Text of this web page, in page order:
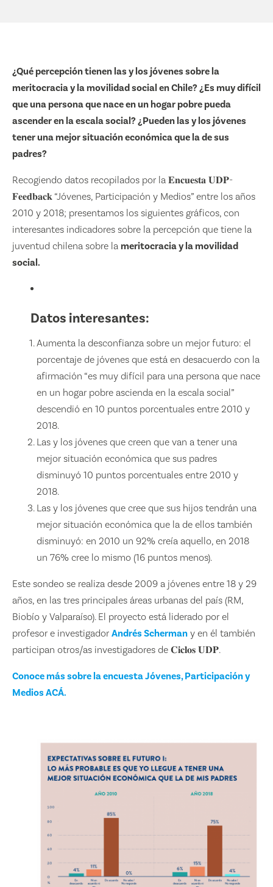
¿Qué percepción tienen las y los jóvenes sobre la
meritocracia y la movilidad social en Chile? ¿Es muy difícil
que una persona que nace en un hogar pobre pueda
ascender en la escala social? ¿Pueden las y los jóvenes
tener una mejor situación económica que la de sus
padres?
Recogiendo datos recopilados por la 𝐄𝐧𝐜𝐮𝐞𝐬𝐭𝐚 𝐔𝐃𝐏-
𝐅𝐞𝐞𝐝𝐛𝐚𝐜𝐤 “Jóvenes, Participación y Medios” entre los años
2010 y 2018; presentamos los siguientes gráficos, con
interesantes indicadores sobre la percepción que tiene la
juventud chilena sobre la meritocracia y la movilidad
social.
Datos interesantes:
Aumenta la desconfianza sobre un mejor futuro: el
porcentaje de jóvenes que está en desacuerdo con la
afirmación “es muy difícil para una persona que nace
en un hogar pobre ascienda en la escala social”
descendió en 10 puntos porcentuales entre 2010 y
2018.
Las y los jóvenes que creen que van a tener una
mejor situación económica que sus padres
disminuyó 10 puntos porcentuales entre 2010 y
2018.
Las y los jóvenes que cree que sus hijos tendrán una
mejor situación económica que la de ellos también
disminuyó: en 2010 un 92% creía aquello, en 2018
un 76% cree lo mismo (16 puntos menos).
⁣⁣⁣Este sondeo se realiza desde 2009 a jóvenes entre 18 y 29
años, en las tres principales áreas urbanas del país (RM,
Biobío y Valparaíso). El proyecto está liderado por el
profesor e investigador Andrés Schermany en él también
participan otros/as investigadores de 𝐂𝐢𝐜𝐥𝐨𝐬 𝐔𝐃𝐏.⁣
⁣⁣Conoce más sobre la encuesta ⁣Jóvenes, Participación y
Medios ACÁ.